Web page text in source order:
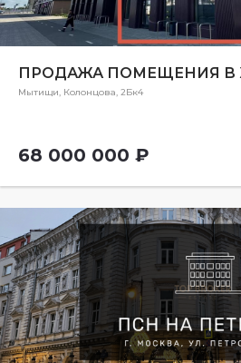
ПРОДАЖА ПОМЕЩЕНИЯ В
Мытищи, Колонцова, 2Бк4
68 000 000 ₽